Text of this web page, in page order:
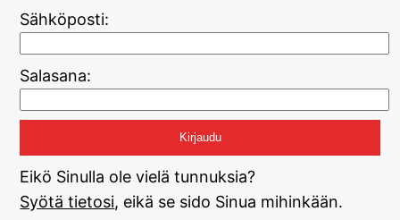
Sähköposti:
Salasana:
Eikö Sinulla ole vielä tunnuksia?
Syötä tietosi, eikä se sido Sinua mihinkään.